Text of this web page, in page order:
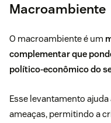
Macroambiente
O macroambiente é um
complementar que
político-econômico do
Esse levantamento
ameaças, permitindo a